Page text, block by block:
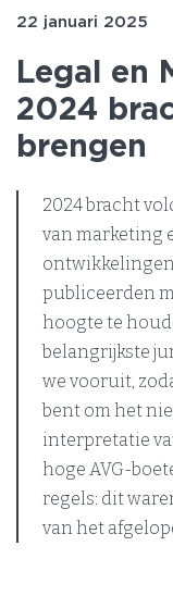
22 januari 2025
Legal en
2024
brengen
2024 bracht
van marketing
publiceerden
hoogte te
belangrijkste
we vooruit,
bent om het
interpretatie
hoge AVG-
regels: dit
van het